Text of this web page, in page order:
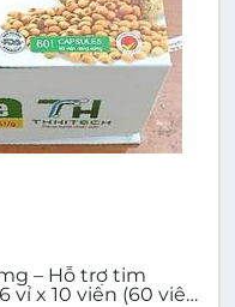
– Hỗ trợ tim
vỉ x 10 viên (60 viên